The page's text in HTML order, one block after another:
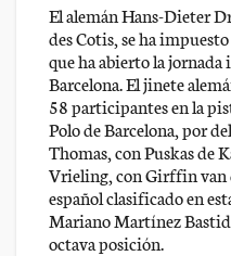
El alemán Hans-Dieter
des Cotis, se ha
que ha abierto la
Barcelona. El jinete
58 participantes en la
Polo de Barcelona, por
Thomas, con Puskas de
Vrieling, con Girffin van
español clasificado en
Mariano Martínez
octava posición.